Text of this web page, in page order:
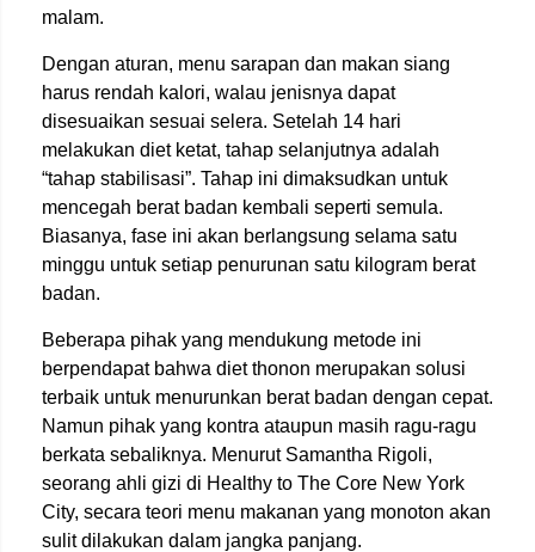
malam.
Dengan aturan, menu sarapan dan makan siang
harus rendah kalori, walau jenisnya dapat
disesuaikan sesuai selera. Setelah 14 hari
melakukan diet ketat, tahap selanjutnya adalah
“tahap stabilisasi”. Tahap ini dimaksudkan untuk
mencegah berat badan kembali seperti semula.
Biasanya, fase ini akan berlangsung selama satu
minggu untuk setiap penurunan satu kilogram berat
badan.
Beberapa pihak yang mendukung metode ini
berpendapat bahwa diet thonon merupakan solusi
terbaik untuk menurunkan berat badan dengan cepat.
Namun pihak yang kontra ataupun masih ragu-ragu
berkata sebaliknya. Menurut Samantha Rigoli,
seorang ahli gizi di Healthy to The Core New York
City, secara teori menu makanan yang monoton akan
sulit dilakukan dalam jangka panjang.